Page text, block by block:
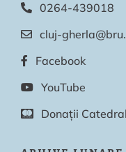
0264-439018
cluj-
Facebook
YouTube
Donații